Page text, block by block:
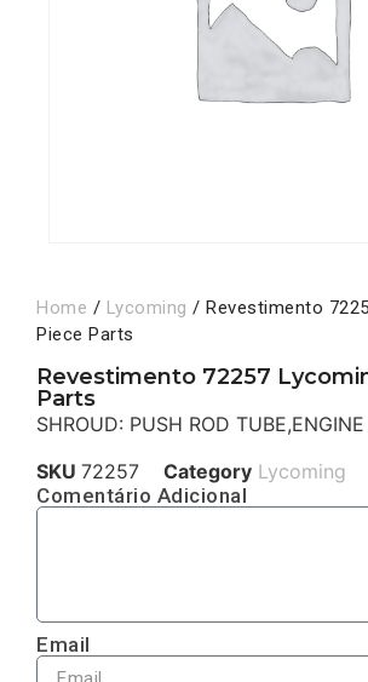
Home / Lycoming / Revestimento
Piece Parts
Revestimento 72257
Parts
SHROUD: PUSH ROD TUBE,ENGINE
SKU 72257 Category Lycoming
Comentário Adicional
Email